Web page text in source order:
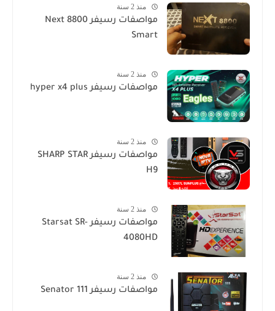
منذ 2 سنة
مواصفات رسيفر Next 8800
Smart
منذ 2 سنة
مواصفات رسيفر hyper x4 plus
منذ 2 سنة
مواصفات رسيفر SHARP STAR
H9
منذ 2 سنة
مواصفات رسيفر Starsat SR-
4080HD
منذ 2 سنة
مواصفات رسيفر Senator 111